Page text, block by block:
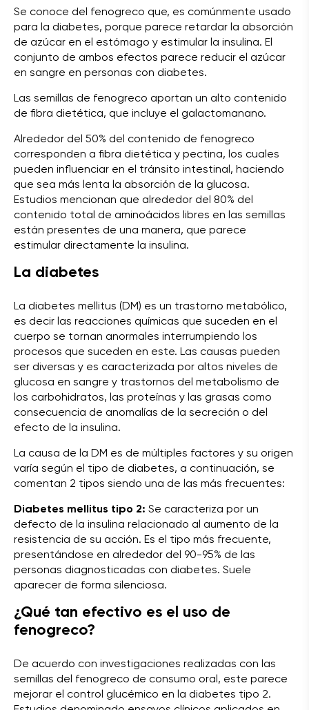
Se conoce del fenogreco que, es comúnmente usado
para la diabetes, porque parece retardar la absorción
de azúcar en el estómago y estimular la insulina. El
conjunto de ambos efectos parece reducir el azúcar
en sangre en personas con diabetes.
Las semillas de fenogreco aportan un alto contenido
de fibra dietética, que incluye el galactomanano.
Alrededor del 50% del contenido de fenogreco
corresponden a fibra dietética y pectina, los cuales
pueden influenciar en el tránsito intestinal, haciendo
que sea más lenta la absorción de la glucosa.
Estudios mencionan que alrededor del 80% del
contenido total de aminoácidos libres en las semillas
están presentes de una manera, que parece
estimular directamente la insulina.
La diabetes
La diabetes mellitus (DM) es un trastorno metabólico,
es decir las reacciones químicas que suceden en el
cuerpo se tornan anormales interrumpiendo los
procesos que suceden en este. Las causas pueden
ser diversas y es caracterizada por altos niveles de
glucosa en sangre y trastornos del metabolismo de
los carbohidratos, las proteínas y las grasas como
consecuencia de anomalías de la secreción o del
efecto de la insulina.
La causa de la DM es de múltiples factores y su origen
varía según el tipo de diabetes, a continuación, se
comentan 2 tipos siendo una de las más frecuentes:
Diabetes mellitus tipo 2: Se caracteriza por un
defecto de la insulina relacionado al aumento de la
resistencia de su acción. Es el tipo más frecuente,
presentándose en alrededor del 90-95% de las
personas diagnosticadas con diabetes. Suele
aparecer de forma silenciosa.
¿Qué tan efectivo es el uso de
fenogreco?
De acuerdo con investigaciones realizadas con las
semillas del fenogreco de consumo oral, este parece
mejorar el control glucémico en la diabetes tipo 2.